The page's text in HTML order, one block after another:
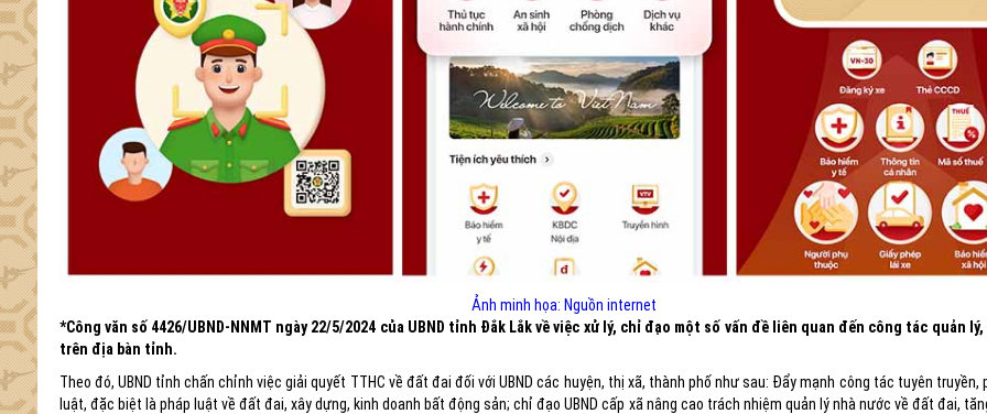
Ảnh minh họa: Nguồn internet
*Công văn số 4426/UBND-NNMT ngày 22/5/2024 của UBND tỉnh Đắk Lắk về việc xử lý, chỉ đạo một số vấn đề liên quan đến công tác quản
trên địa bàn tỉnh.
Theo đó, UBND tỉnh chấn chỉnh việc giải quyết TTHC về đất đai đối với UBND các huyện, thị xã, thành phố như sau: Đẩy mạnh công tác tuyên truyền,
luật, đặc biệt là pháp luật về đất đai, xây dựng, kinh doanh bất động sản; chỉ đạo UBND cấp xã nâng cao trách nhiệm quản lý nhà nước về đất đai,